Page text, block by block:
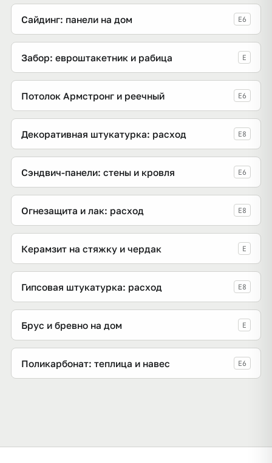
Сайдинг: панели на дом E6
Забор: евроштакетник и рабица E
Потолок Армстронг и реечный E6
Декоративная штукатурка: расход E8
Сэндвич-панели: стены и кровля E6
Огнезащита и лак: расход E8
Керамзит на стяжку и чердак E
Гипсовая штукатурка: расход E8
Брус и бревно на дом E
Поликарбонат: теплица и навес E6